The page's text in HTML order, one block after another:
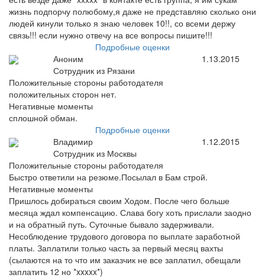
жизнь подпорчу полюбому,я даже не представляю сколько они
людей кинули только я знаю человек 10!!, со всеми держу
связь!!! если нужно отвечу на все вопросы пишите!!!
Подробные оценки
Аноним
Сотрудник из Рязани
1.13.2015
Положительные стороны работодателя
положительных сторон нет.
Негативные моменты
сплошной обман.
Подробные оценки
Владимир
Сотрудник из Москвы
1.12.2015
Положительные стороны работодателя
Быстро ответили на резюме.Посылал в Бам строй.
Негативные моменты
Пришлось добираться своим Ходом. После чего больше
месяца ждал компенсацию. Слава богу хоть прислали заодно
и на обратный путь. Суточные бывало задерживали.
Несоблюдение трудового договора по выплате заработной
платы. Заплатили только часть за первый месяц вахты
(сылаются на то что им заказчик не все заплатил, обещали
заплатить 12 но *xxxxx*)